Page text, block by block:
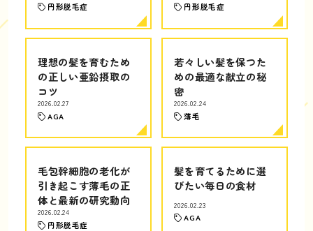
円形脱毛症 円形脱毛症
理想の髪を育むため
の正しい亜鉛摂取の
コツ
2026.02.27
AGA
若々しい髪を保つた
めの最適な献立の秘
密
2026.02.24
薄毛
毛包幹細胞の老化が
引き起こす薄毛の正
体と最新の研究動向
2026.02.24
円形脱毛症
髪を育てるために選
びたい毎日の食材
2026.02.23
AGA